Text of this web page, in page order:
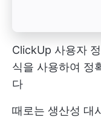
ClickUp 사용자
식을 사용하여 정
다
때로는 생산성 대